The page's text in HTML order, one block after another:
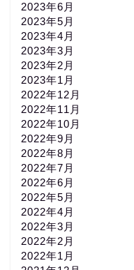
2023年6月
2023年5月
2023年4月
2023年3月
2023年2月
2023年1月
2022年12月
2022年11月
2022年10月
2022年9月
2022年8月
2022年7月
2022年6月
2022年5月
2022年4月
2022年3月
2022年2月
2022年1月